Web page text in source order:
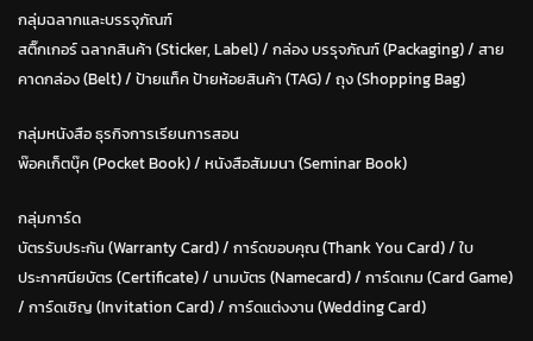
กลุ่มฉลากและบรรจุภัณฑ์
สติ๊กเกอร์ ฉลากสินค้า (Sticker, Label)/ กล่อง บรรุจภัณฑ์ (Packaging)/ สาย
คาดกล่อง (Belt)/ ป้ายแท็ค ป้ายห้อยสินค้า (TAG)/ ถุง (Shopping Bag)
กลุ่มหนังสือ ธุรกิจการเรียนการสอน
พ๊อคเก็ตบุ๊ค (Pocket Book)/ หนังสือสัมมนา (Seminar Book)
กลุ่มการ์ด
บัตรรับประกัน (Warranty Card)/ การ์ดขอบคุณ (Thank You Card)/ ใบ
ประกาศนียบัตร (Certificate)/ นามบัตร (Namecard)/ การ์ดเกม (Card Game)
/ การ์ดเชิญ (Invitation Card)/ การ์ดแต่งงาน (Wedding Card)